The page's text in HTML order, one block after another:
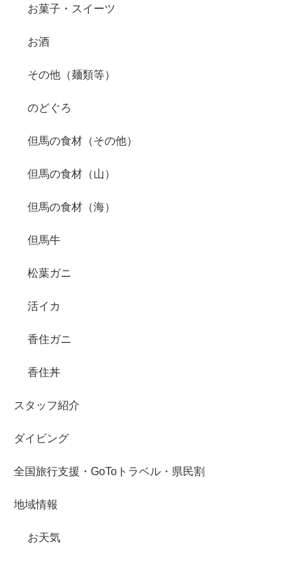
お菓子・スイーツ
お酒
その他（麺類等）
のどぐろ
但馬の食材（その他）
但馬の食材（山）
但馬の食材（海）
但馬牛
松葉ガニ
活イカ
香住ガニ
香住丼
スタッフ紹介
ダイビング
全国旅行支援・GoToトラベル・県民割
地域情報
お天気